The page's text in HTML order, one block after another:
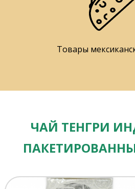
Товары
ЧАЙ ТЕНГРИ